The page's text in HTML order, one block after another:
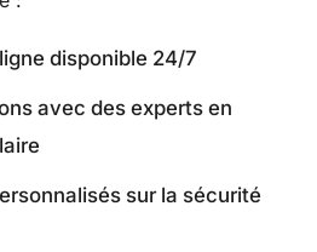
disponible 24/7
avec des experts en
sur la sécurité